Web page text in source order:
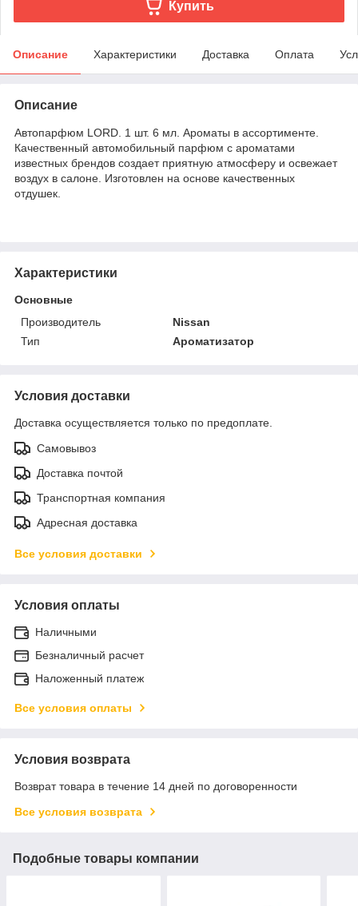
Купить
Описание Характеристики Доставка Оплата
Описание
Автопарфюм LORD. 1 шт. 6 мл. Ароматы в ассортименте.
Качественный автомобильный парфюм с ароматами
известных брендов создает приятную атмосферу и освежает
воздух в салоне. Изготовлен на основе качественных
отдушек.
Характеристики
Основные
Производитель
Nissan
Тип
Ароматизатор
Условия доставки
Доставка осуществляется только по предоплате.
Самовывоз
Доставка почтой
Транспортная компания
Адресная доставка
Все условия доставки
Условия оплаты
Наличными
Безналичный расчет
Наложенный платеж
Все условия оплаты
Условия возврата
Возврат товара в течение 14 дней по договоренности
Все условия возврата
Подобные товары компании